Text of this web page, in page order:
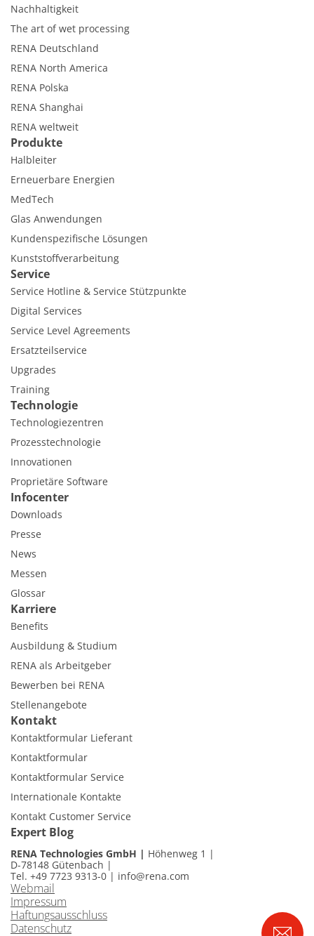
Nachhaltigkeit
The art of wet processing
RENA Deutschland
RENA North America
RENA Polska
RENA Shanghai
RENA weltweit
Produkte
Halbleiter
Erneuerbare Energien
MedTech
Glas Anwendungen
Kundenspezifische Lösungen
Kunststoffverarbeitung
Service
Service Hotline & Service Stützpunkte
Digital Services
Service Level Agreements
Ersatzteilservice
Upgrades
Training
Technologie
Technologiezentren
Prozesstechnologie
Innovationen
Proprietäre Software
Infocenter
Downloads
Presse
News
Messen
Glossar
Karriere
Benefits
Ausbildung & Studium
RENA als Arbeitgeber
Bewerben bei RENA
Stellenangebote
Kontakt
Kontaktformular Lieferant
Kontaktformular
Kontaktformular Service
Internationale Kontakte
Kontakt Customer Service
Expert Blog
RENA Technologies GmbH
Höhenweg 1
D-78148 Gütenbach
Tel. +49 7723 9313-0 | info@rena.com
Webmail
Impressum
Haftungsausschluss
Datenschutz